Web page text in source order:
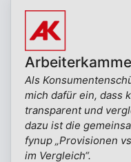
Als
mich dafür ein, dass
transparent und
dazu ist die
fynup „Provisionen
im Vergleich“.